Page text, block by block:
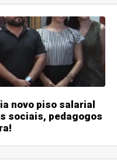
novo piso salarial
sociais, pedagogos